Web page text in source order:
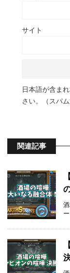
サイト
日本語が含ま
さい。（スパム
関連記事